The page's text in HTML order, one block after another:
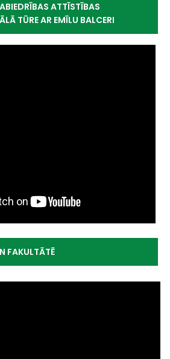
ATTĪSTĪBAS
TŪRE AR EMĪLU BALCERI
FAKULTĀTĒ